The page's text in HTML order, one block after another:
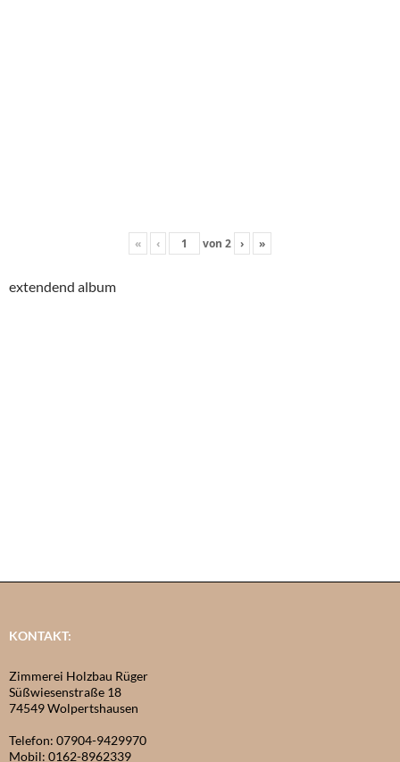
« ‹ von 2 › »
extendend album
KONTAKT:
Zimmerei Holzbau Rüger
Süßwiesenstraße 18
74549 Wolpertshausen
Telefon: 07904-9429970
Mobil: 0162-8962339